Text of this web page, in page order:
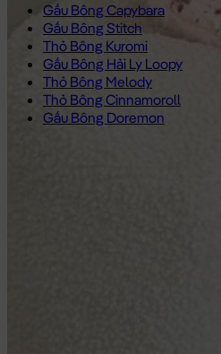
Gấu Bông Capybara
Gấu Bông Stitch
Thỏ Bông Kuromi
Gấu Bông Hải Ly Loopy
Thỏ Bông Melody
Thỏ Bông Cinnamoroll
Gấu Bông Doremon